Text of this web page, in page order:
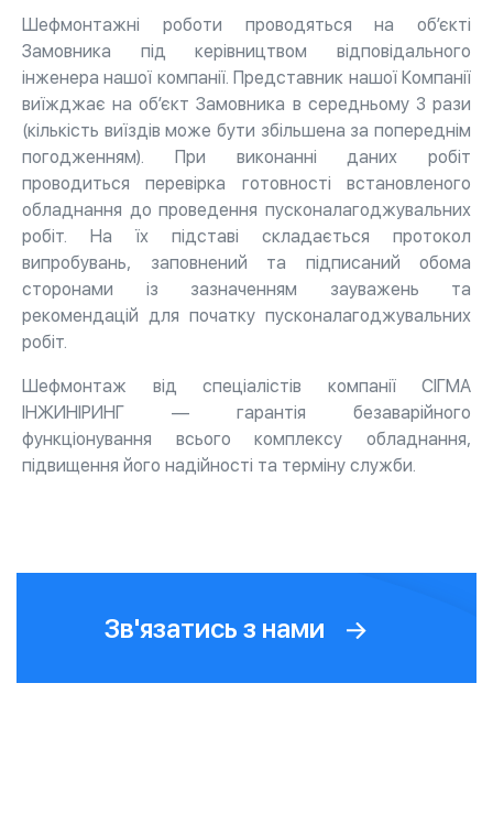
Шефмонтажні роботи проводяться на об’єкті
Замовника під керівництвом відповідального
інженера нашої компанії. Представник нашої Компанії
виїжджає на об’єкт Замовника в середньому 3 рази
(кількість виїздів може бути збільшена за попереднім
погодженням). При виконанні даних робіт
проводиться перевірка готовності встановленого
обладнання до проведення пусконалагоджувальних
робіт. На їх підставі складається протокол
випробувань, заповнений та підписаний обома
сторонами із зазначенням зауважень та
рекомендацій для початку пусконалагоджувальних
робіт.
Шефмонтаж від спеціалістів компанії СІГМА
ІНЖИНІРИНГ — гарантія безаварійного
функціонування всього комплексу обладнання,
підвищення його надійності та терміну служби.
Зв'язатись з нами